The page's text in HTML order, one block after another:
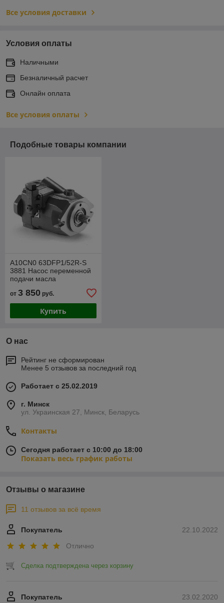
Все условия доставки
Условия оплаты
Наличными
Безналичный расчет
Онлайн оплата
Все условия оплаты
Подобные товары компании
A10CN0 63DFP1/52R-S
3881 Насос переменной
подачи масла
от 3 850 руб.
Купить
О нас
Рейтинг не сформирован
Менее 5 отзывов за последний год
Работает с 25.02.2019
г. Минск
ул. Украинская 27, Минск, Беларусь
Контакты
Сегодня работает с 10:00 до 18:00
Показать весь график работы
Отзывы о магазине
11 отзывов за всё время
22.10.2022
Покупатель
Отлично
Сделка подтверждена через корзину
23.02.2020
Покупатель